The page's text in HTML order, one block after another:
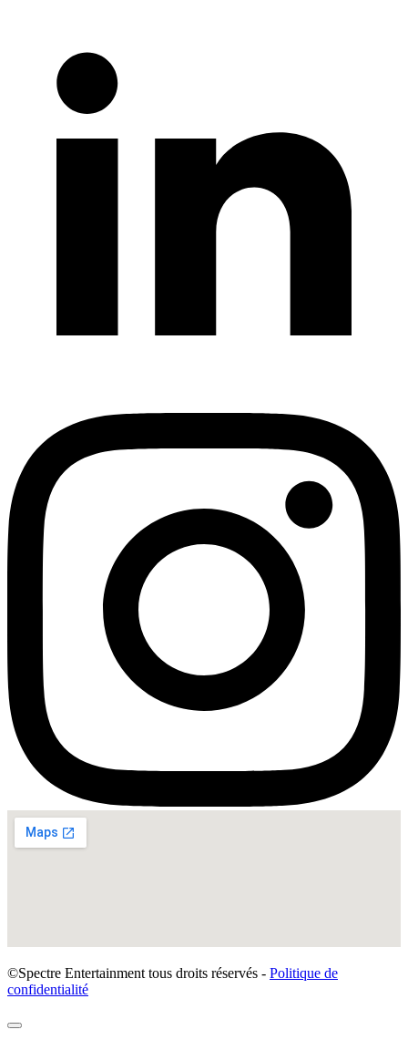
©Spectre Entertainment tous droits réservés - Politique de
confidentialité